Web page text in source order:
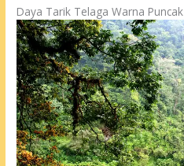
Daya Tarik Telaga Warna Puncak